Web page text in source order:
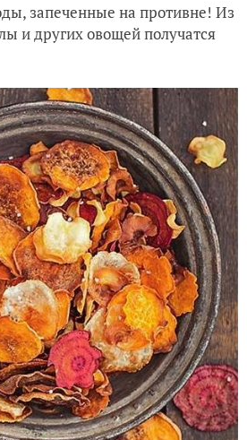
запеченные на противне! Из
и других овощей получатся